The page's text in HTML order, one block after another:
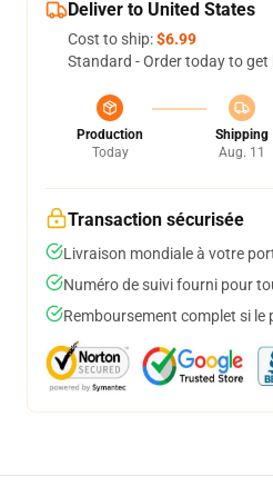
Deliver to United States
Cost to ship:$6.99
Standard - Order today to get
Production
Today
Shipping
Aug. 11
Transaction sécurisée
Livraison mondiale à votre
Numéro de suivi fourni pour
Remboursement complet si le